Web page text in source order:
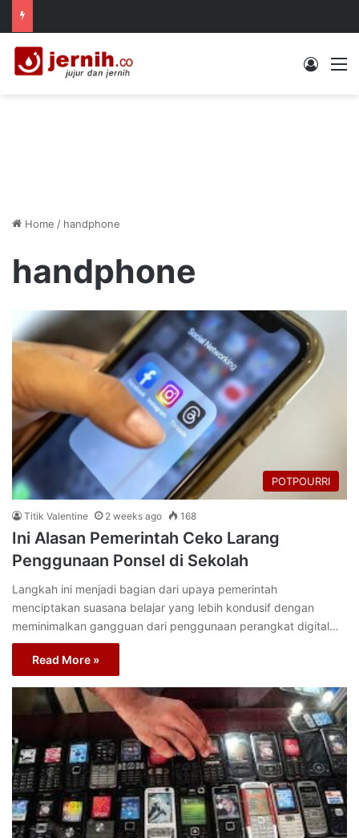
Log In
Home / handphone
handphone
POTPOURRI
Titik Valentine 2 weeks ago 168
Ini Alasan Pemerintah Ceko Larang
Penggunaan Ponsel di Sekolah
Langkah ini menjadi bagian dari upaya pemerintah
menciptakan suasana belajar yang lebih kondusif dengan
meminimalkan gangguan dari penggunaan perangkat digital…
Read More »